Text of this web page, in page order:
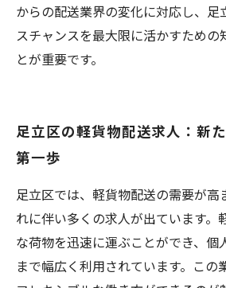
からの配送業界の変化に対応し、足
スチャンスを最大限に活かすための
とが重要です。
足立区の軽貨物配送求人：新
第一歩
足立区では、軽貨物配送の需要が高
れに伴い多くの求人が出ています。
な荷物を迅速に運ぶことができ、個
まで幅広く利用されています。この